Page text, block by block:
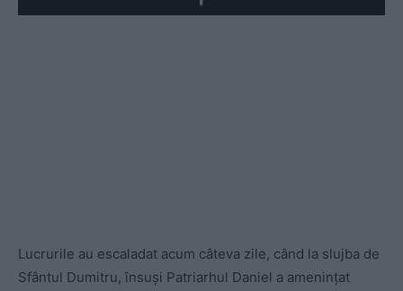
Play
Lucrurile au escaladat acum câteva zile, când la slujba de
Sfântul Dumitru, însuși Patriarhul Daniel a amenințat